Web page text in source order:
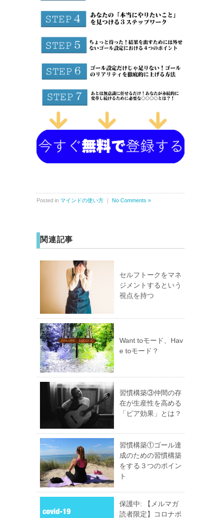
Posted in マインドの使い方 ｜ No Comments »
関連記事
セルフトークをマネ
ジメントするという
視点を持つ
Want toモード、Hav
e toモード？
習慣構築③仲間の存
在が生産性を高める
「ピア効果」とは？
習慣構築①ゴール達
成のための習慣構築
をする３つのポイン
ト
保護中: 【メルマガ
読者限定】コロナポ